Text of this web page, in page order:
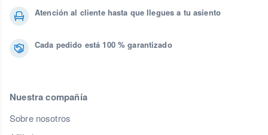
Atención al cliente hasta que llegues a tu asiento
Cada pedido está 100 % garantizado
Nuestra compañía
Sobre nosotros